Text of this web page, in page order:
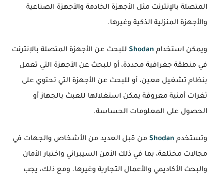
المتصلة بالإنترنت مثل الأجهزة الخادمة والأجهزة الصناعية
والأجهزة المنزلية الذكية وغيرها.
ويمكن استخدام Shodan للبحث عن الأجهزة المتصلة بالإنترنت
في منطقة جغرافية محددة، أو للبحث عن الأجهزة التي تعمل
بنظام تشغيل معين، أو للبحث عن الأجهزة التي تحتوي على
ثغرات أمنية معروفة يمكن استغلالها للعبث بالجهاز أو
الحصول على المعلومات الحساسة.
وتستخدم Shodan من قبل العديد من الأشخاص والجهات في
مجالات مختلفة، بما في ذلك الأمن السيبراني واختبار الأمان
والبحث الأكاديمي والأعمال التجارية وغيرها. ومع ذلك، يجب